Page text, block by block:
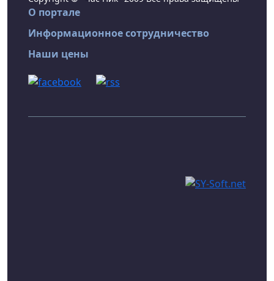
О портале
Информационное сотрудничество
Наши цены